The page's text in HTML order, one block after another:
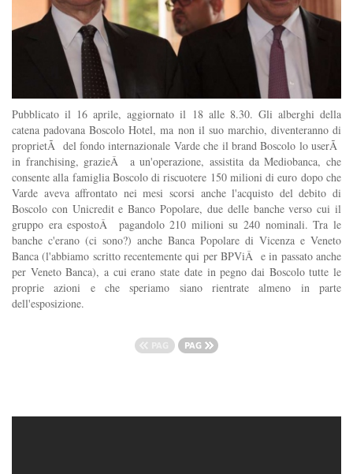
Pubblicato il 16 aprile, aggiornato il 18 alle 8.30. Gli alberghi della
catena padovana Boscolo Hotel, ma non il suo marchio, diventeranno di
proprietÃ del fondo internazionale Varde che il brand Boscolo lo userÃ
in franchising, grazieÂ a un'operazione, assistita da Mediobanca, che
consente alla famiglia Boscolo di riscuotere 150 milioni di euro dopo che
Varde aveva affrontato nei mesi scorsi anche l'acquisto del debito di
Boscolo con Unicredit e Banco Popolare, due delle banche verso cui il
gruppo era espostoÂ pagandolo 210 milioni su 240 nominali. Tra le
banche c'erano (ci sono?) anche Banca Popolare di Vicenza e Veneto
Banca (l'abbiamo scritto recentemente qui per BPViÂ e in passato anche
per Veneto Banca), a cui erano state date in pegno dai Boscolo tutte le
proprie azioni e che speriamo siano rientrate almeno in parte
dell'esposizione.